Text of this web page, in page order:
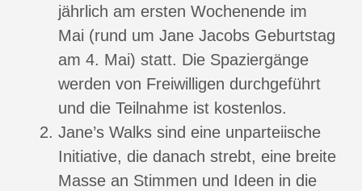
jährlich am ersten Wochenende im
Mai (rund um Jane Jacobs Geburtstag
am 4. Mai) statt. Die Spaziergänge
werden von Freiwilligen durchgeführt
und die Teilnahme ist kostenlos.
Jane’s Walks sind eine unparteiische
Initiative, die danach strebt, eine breite
Masse an Stimmen und Ideen in die